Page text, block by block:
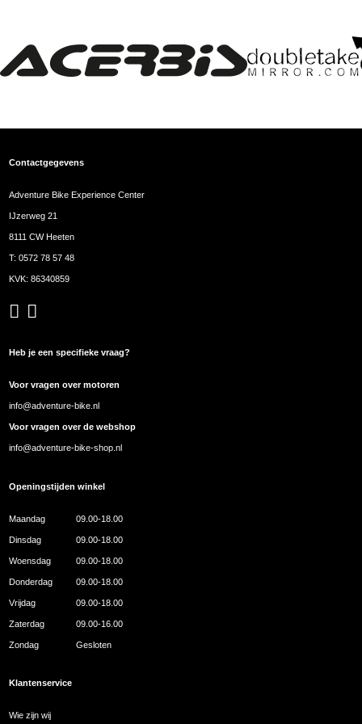
Contactgegevens
Adventure Bike Experience Center
IJzerweg 21
8111 CW Heeten
T:0572 78 57 48
KVK: 86340859
Heb je een specifieke vraag?
Voor vragen over motoren
info@adventure-bike.nl
Voor vragen over de webshop
info@adventure-bike-shop.nl
Openingstijden winkel
Maandag 09.00-18.00
Dinsdag 09.00-18.00
Woensdag 09.00-18.00
Donderdag 09.00-18.00
Vrijdag 09.00-18.00
Zaterdag 09.00-16.00
Zondag Gesloten
Klantenservice
Wie zijn wij